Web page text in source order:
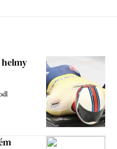
helmy